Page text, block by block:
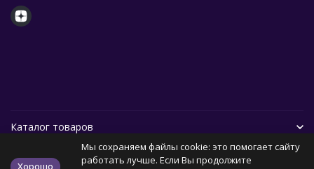
Каталог товаров
Помощь
Хорошо
Мы сохраняем файлы cookie: это помогает сайту
работать лучше. Если Вы продолжите